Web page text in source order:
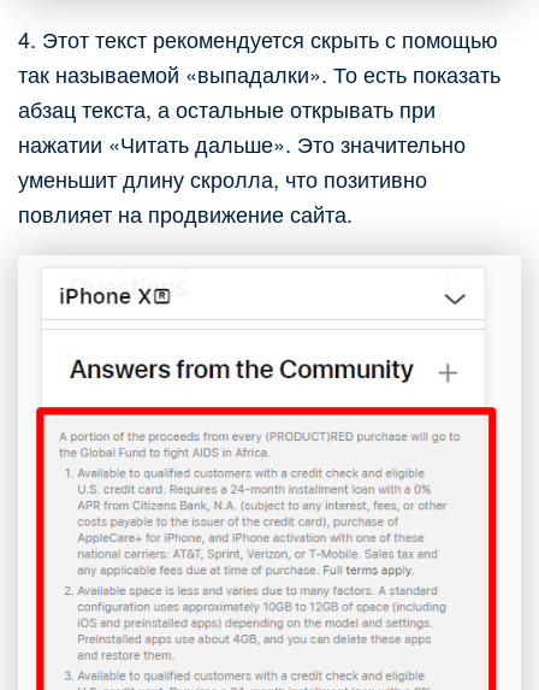
4. Этот текст рекомендуется скрыть с помощью
так называемой «выпадалки». То есть показать
абзац текста, а остальные открывать при
нажатии «Читать дальше». Это значительно
уменьшит длину скролла, что позитивно
повлияет на продвижение сайта.